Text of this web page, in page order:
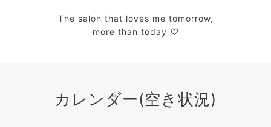
The salon that loves me tomorrow,
more than today ♡
カレンダー(空き状況)